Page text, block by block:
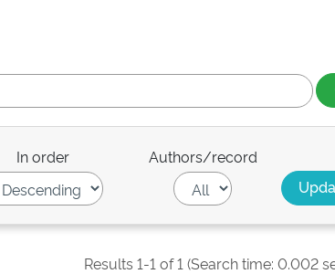
In order Authors/record
Results 1-1 of 1 (Search time: 0.002